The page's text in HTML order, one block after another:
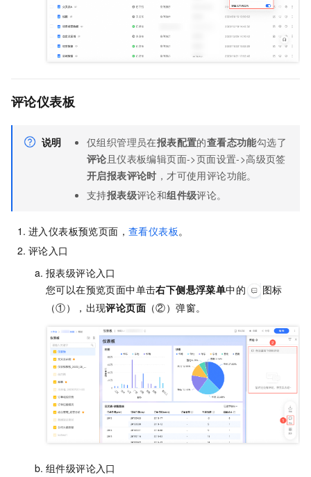
评论仪表板
说明 仅组织管理员在报表配置的查看态功能勾选了
评论 且仪表板编辑页面->页面设置->高级页签
开启报表评论时 ，才可使用评论功能。
支持报表级评论和组件级评论。
进入仪表板预览页面， 查看仪表板。
评论入口
报表级评论入口
您可以在预览页面中单击右下侧悬浮菜单中的
图标
（①），出现评论页面 （②）弹窗。
组件级评论入口